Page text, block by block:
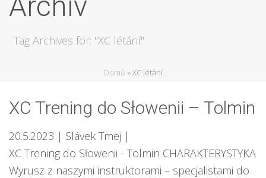
Tag Archives for: "XC létání"
Domů »XC létání
XC Trening do Słowenii – Tolmin
20.5.2023 | Slávek Tmej |
XC Trening do Słowenii - Tolmin CHARAKTERYSTYKA
Wyrusz z naszymi instruktorami – specjalistami do